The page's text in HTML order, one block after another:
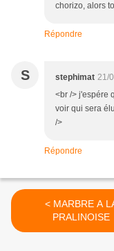
chorizo, alors
Répondre
S stephimat 21/
<br /> j'espére
voir qui sera
/>
Répondre
< MARBRE A LA
PRALINOISE